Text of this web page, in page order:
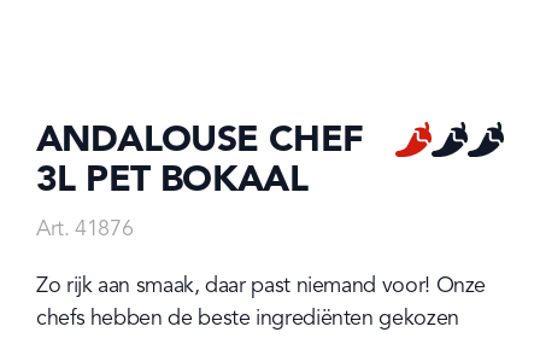
ANDALOUSE CHEF
3L PET BOKAAL
Spiciness:1/3
Art. 41876
Zo rijk aan smaak, daar past niemand voor! Onze
chefs hebben de beste ingrediënten gekozen